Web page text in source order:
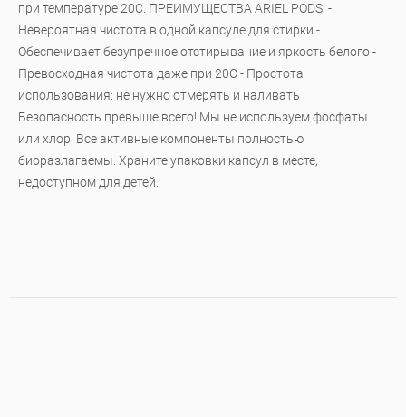
при температуре 20C. ПРЕИМУЩЕСТВА ARIEL PODS: -
Невероятная чистота в одной капсуле для стирки -
Обеспечивает безупречное отстирывание и яркость белого -
Превосходная чистота даже при 20C - Простота
использования: не нужно отмерять и наливать
Безопасность превыше всего! Мы не используем фосфаты
или хлор. Все активные компоненты полностью
биоразлагаемы. Храните упаковки капсул в месте,
недоступном для детей.